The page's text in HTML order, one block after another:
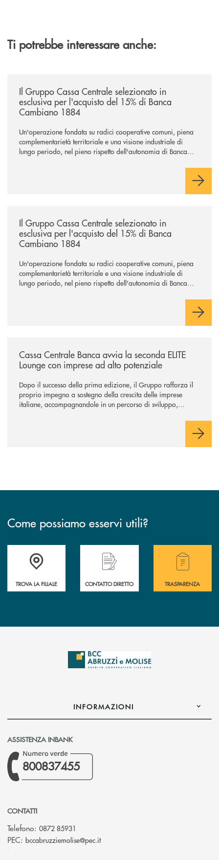
Ti potrebbe interessare anche:
Il Gruppo Cassa Centrale selezionato in
esclusiva per l'acquisto del 15% di Banca
Cambiano 1884
Un'operazione fondata su radici cooperative comuni, piena
complementarietà territoriale e una visione industriale di
lungo periodo, nel pieno rispetto dell'autonomia di Banca
negoziazione esclusiva per la finalizzazione dell’operazione.
Il Gruppo Cassa Centrale selezionato in
esclusiva per l'acquisto del 15% di Banca
Cambiano 1884
Un'operazione fondata su radici cooperative comuni, piena
complementarietà territoriale e una visione industriale di
lungo periodo, nel pieno rispetto dell'autonomia di Banca
negoziazione esclusiva per la finalizzazione dell’operazione.
Cassa Centrale Banca avvia la seconda ELITE
Lounge con imprese ad alto potenziale
Dopo il successo della prima edizione, il Gruppo rafforza il
proprio impegno a sostegno della crescita delle imprese
italiane, accompagnandole in un percorso di sviluppo,
Come possiamo esservi utili?
Accedi all' elenco completo delle filiali .
TROVA LA FILIALE CONTATTO DIRETTO
Hai bisogno di
TRASPARENZA
INFORMAZIONI
ASSISTENZA INBANK
800837455
CONTATTI
Telefono: 0872 85931
PEC: bccabruzziemolise@pec.it(si apre l’app di posta elettronica)